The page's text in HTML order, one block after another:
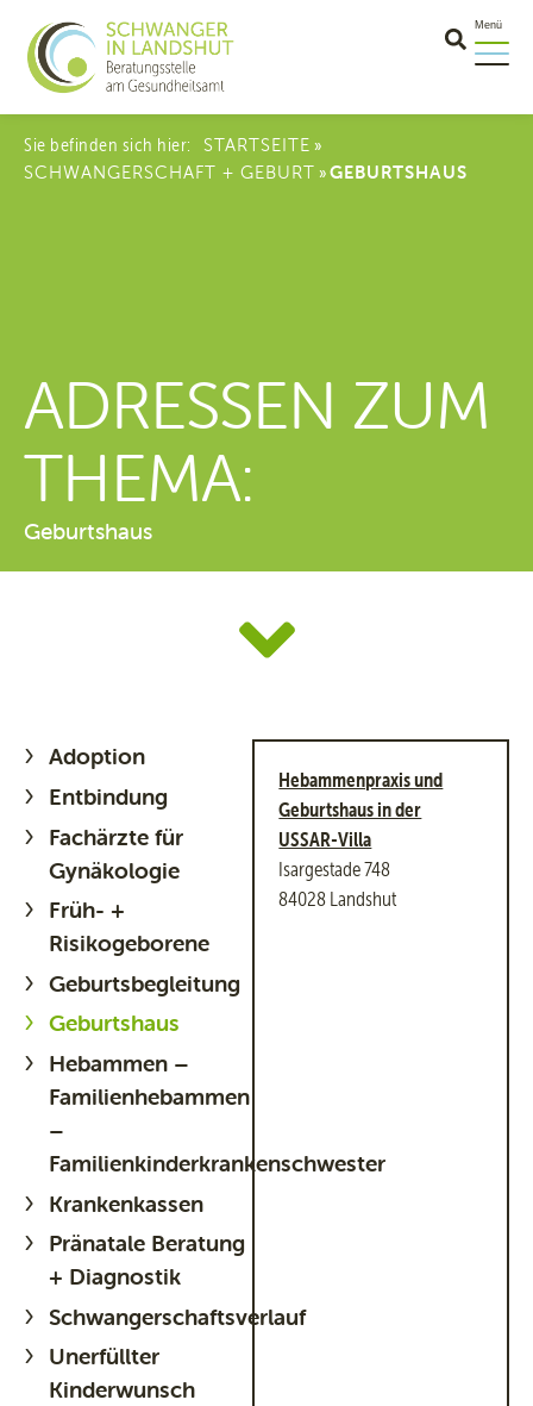
Menü
Sie befinden sich hier: STARTSEITE »
SCHWANGERSCHAFT + GEBURT »GEBURTSHAUS
ADRESSEN ZUM
THEMA:
Geburtshaus
Adoption
Entbindung
Fachärzte für
Gynäkologie
Früh- +
Risikogeborene
Geburtsbegleitung
Geburtshaus
Hebammen –
Familienhebammen
–
Familienkinderkrankenschwester
Krankenkassen
Pränatale Beratung
+ Diagnostik
Schwangerschaftsverlauf
Unerfüllter
Kinderwunsch
Hebammenpraxis und
Geburtshaus in der
USSAR-Villa
Isargestade 748
84028 Landshut